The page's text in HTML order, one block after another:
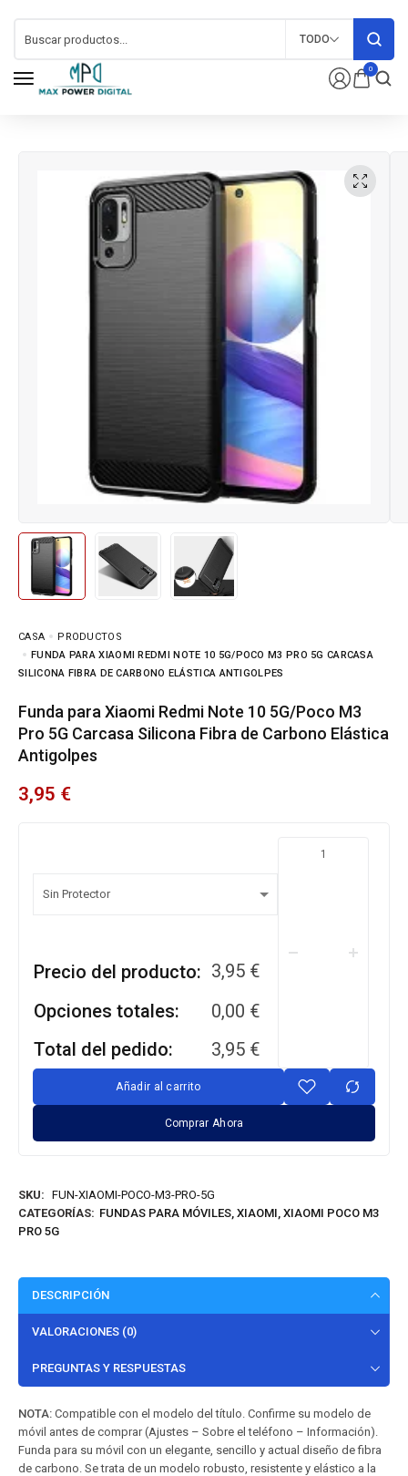
0
TODO
CASA
PRODUCTOS
FUNDA PARA XIAOMI REDMI NOTE 10 5G/POCO M3 PRO 5G CARCASA
SILICONA FIBRA DE CARBONO ELÁSTICA ANTIGOLPES
Funda para Xiaomi Redmi Note 10 5G/Poco M3
Pro 5G Carcasa Silicona Fibra de Carbono Elástica
Antigolpes
3,95 €
Precio del producto: 3,95 €
Opciones totales:
0,00 €
Total del pedido:
3,95 €
Añadir al carrito
Comprar Ahora
SKU: FUN-XIAOMI-POCO-M3-PRO-5G
CATEGORÍAS: FUNDAS PARA MÓVILES XIAOMI XIAOMI POCO M3
PRO 5G
DESCRIPCIÓN
VALORACIONES (0)
PREGUNTAS Y RESPUESTAS
NOTA: Compatible con el modelo del título. Confirme su modelo de
móvil antes de comprar (Ajustes – Sobre el teléfono – Información).
Funda para su móvil con un elegante, sencillo y actual diseño de fibra
de carbono. Se trata de un modelo robusto, resistente y elástico a la